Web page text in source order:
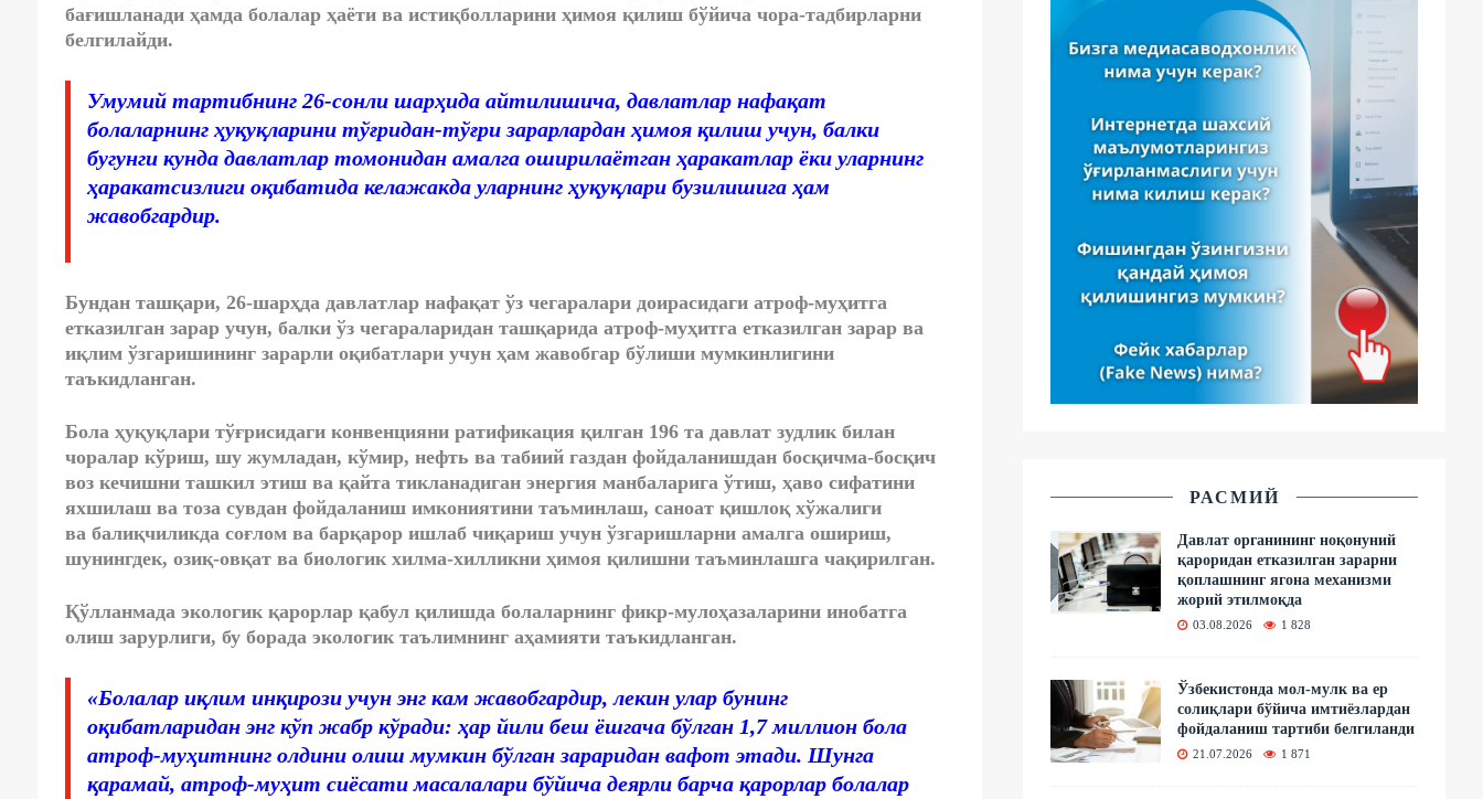
бағишланади ҳамда болалар ҳаёти ва истиқболларини ҳимоя қилиш бўйича чора-тадбирларни
белгилайди.
Умумий тартибнинг 26-сонли шарҳида айтилишича, давлатлар нафақат
болаларнинг ҳуқуқларини тўғридан-тўғри зарарлардан ҳимоя қилиш учун, балки
бугунги кунда давлатлар томонидан амалга оширилаётган ҳаракатлар ёки уларнинг
ҳаракатсизлиги оқибатида келажакда уларнинг ҳуқуқлари бузилишига ҳам
жавобгардир.
Бундан ташқари, 26-шарҳда давлатлар нафақат ўз чегаралари доирасидаги атроф-муҳитга
етказилган зарар учун, балки ўз чегараларидан ташқарида атроф-муҳитга етказилган зарар ва
иқлим ўзгаришининг зарарли оқибатлари учун ҳам жавобгар бўлиши мумкинлигини
таъкидланган.
Бола ҳуқуқлари тўғрисидаги конвенцияни ратификация қилган 196 та давлат зудлик билан
чоралар кўриш, шу жумладан, кўмир, нефть ва табиий газдан фойдаланишдан босқичма-босқич
воз кечишни ташкил этиш ва қайта тикланадиган энергия манбаларига ўтиш, ҳаво сифатини
яхшилаш ва тоза сувдан фойдаланиш имкониятини таъминлаш, саноат қишлоқ хўжалиги
ва балиқчиликда соғлом ва барқарор ишлаб чиқариш учун ўзгаришларни амалга ошириш,
шунингдек, озиқ-овқат ва биологик хилма-хилликни ҳимоя қилишни таъминлашга чақирилган.
Қўлланмада экологик қарорлар қабул қилишда болаларнинг фикр-мулоҳазаларини инобатга
олиш зарурлиги, бу борада экологик таълимнинг аҳамияти таъкидланган.
«Болалар иқлим инқирози учун энг кам жавобгардир, лекин улар бунинг
оқибатларидан энг кўп жабр кўради: ҳар йили беш ёшгача бўлган 1,7 миллион бола
атроф-муҳитнинг олдини олиш мумкин бўлган зараридан вафот этади. Шунга
қарамай, атроф-муҳит сиёсати масалалари бўйича деярли барча қарорлар болалар
РАСМИЙ
Давлат органининг ноқонуний
қароридан етказилган зарарни
қоплашнинг ягона механизми
жорий этилмоқда
03.08.2026 1 828
Ўзбекистонда мол-мулк ва ер
солиқлари бўйича имтиёзлардан
фойдаланиш тартиби белгиланди
21.07.2026 1 871